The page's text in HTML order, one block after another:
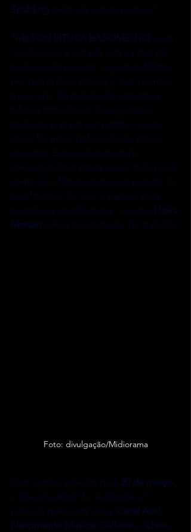
Spalding, além de outros nomes.”
“MILTON BITUCA BASCIMENTO é um
road movie, a estrada está na raiz, na
essência do projeto; seguimos Milton
por quase dois anos, e o que vivemos
a seu lado foi moldando a narrativa.
Não se trata de um documentário
tradicional, e sim um retrato – cujas
cores foram se definindo durante o
caminho. É incrível como tudo
convergia de maneira quase milagrosa,
como se o filme já estivesse pronto. O
que fizemos foi criar o espaço para
que ele se manifestasse” resume Flavia
Moraes sobre a construção do trabalho.
Foto: divulgação/Midiorama
Com estreia prevista para 20 de março,
o documentário foi realizado em
parceria pelas empresas Canal Azul,
Nascimento Música, Gullane e Claro,